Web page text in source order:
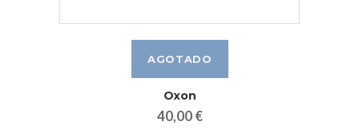
Oxon
40,00 €